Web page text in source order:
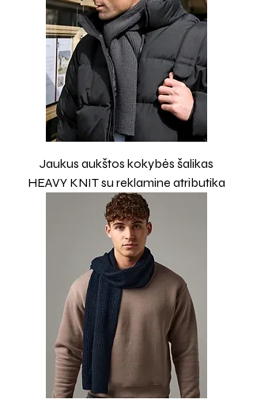
Jaukus aukštos kokybės šalikas
HEAVY KNIT su reklamine atributika